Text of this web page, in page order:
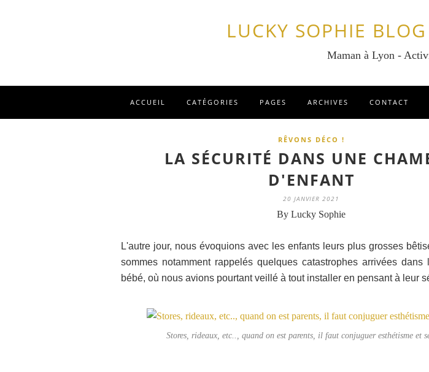
LUCKY SOPHIE
Maman à Lyon -
ACCUEIL CATÉGORIES PAGES ARCHIVES CONTACT
RÊVONS DÉCO !
LA SÉCURITÉ DANS UNE
D'ENFANT
20 JANVIER 2021
By Lucky Sophie
L'autre jour, nous évoquions avec les enfants leurs plus grosses
sommes notamment rappelés quelques catastrophes arrivées dans
bébé, où nous avions pourtant veillé à tout installer en pensant à leur
Stores, rideaux, etc.., quand on est parents, il faut conjuguer esthétisme et